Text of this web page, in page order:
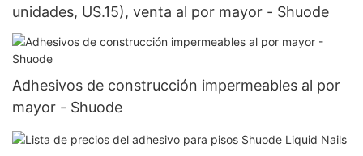
unidades, US.15), venta al por mayor - Shuode
Adhesivos de construcción impermeables al por
mayor - Shuode